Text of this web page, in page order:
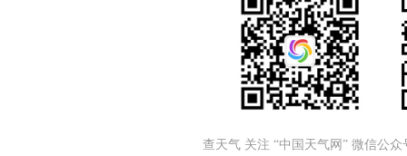
查天气 关注 “中国天气网” 微信公众